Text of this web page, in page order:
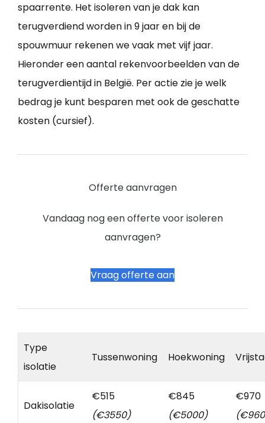
spaarrente. Het isoleren van je dak kan
terugverdiend worden in 9 jaar en bij de
spouwmuur rekenen we vaak met vijf jaar.
Hieronder een aantal rekenvoorbeelden van de
terugverdientijd in België. Per actie zie je welk
bedrag je kunt besparen met ook de geschatte
kosten (cursief).
Offerte aanvragen
Vandaag nog een offerte voor isoleren
aanvragen?
Vraag offerte aan
Type
isolatie
Tussenwoning Hoekwoning
Dakisolatie
€515
(€3550)
€845
(€5000)
€970